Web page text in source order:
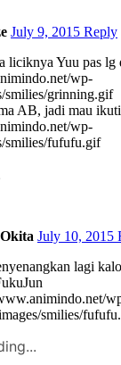
July 9, 2015 Reply
liciknya Yuu pas
AB, jadi mau
Okita July 10, 2015
lagi